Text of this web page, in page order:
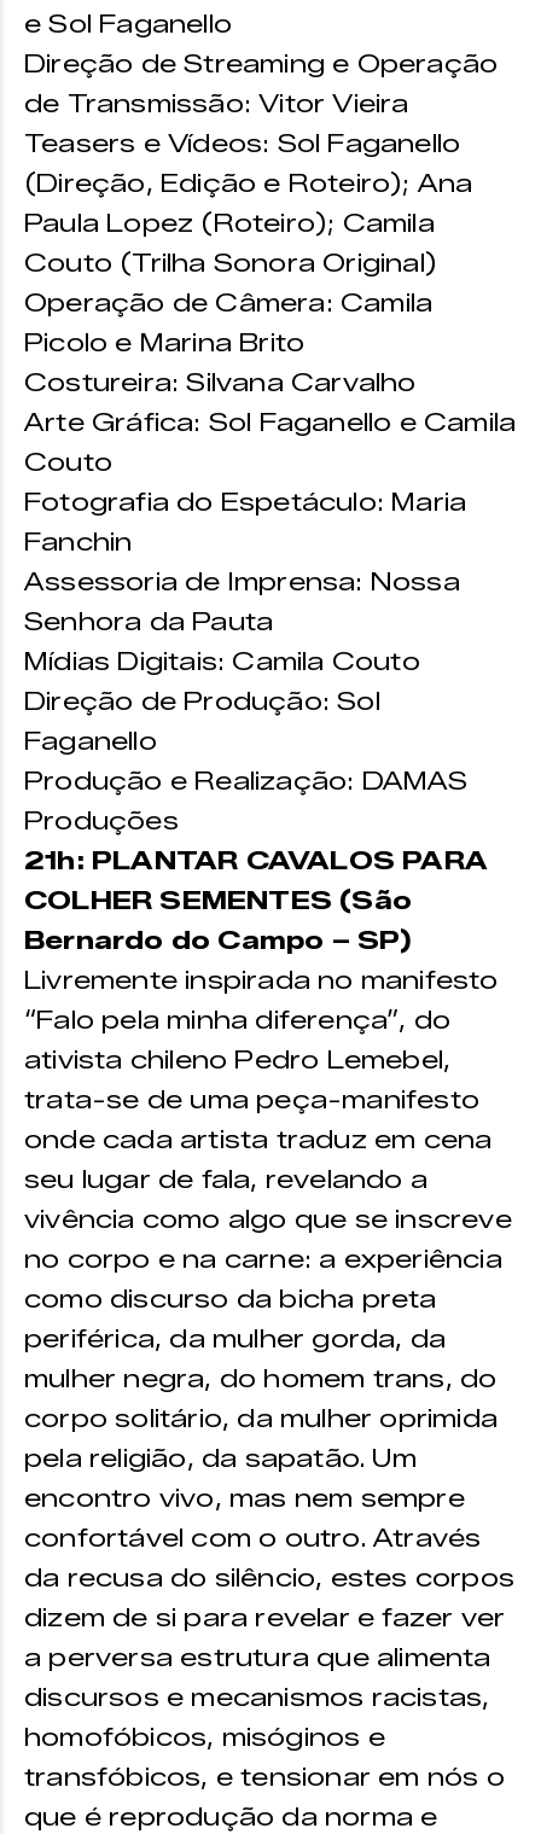
e Sol Faganello
Direção de Streaming e Operação
de Transmissão: Vitor Vieira
Teasers e Vídeos: Sol Faganello
(Direção, Edição e Roteiro); Ana
Paula Lopez (Roteiro); Camila
Couto (Trilha Sonora Original)
Operação de Câmera: Camila
Picolo e Marina Brito
Costureira: Silvana Carvalho
Arte Gráfica: Sol Faganello e Camila
Couto
Fotografia do Espetáculo: Maria
Fanchin
Assessoria de Imprensa: Nossa
Senhora da Pauta
Mídias Digitais: Camila Couto
Direção de Produção: Sol
Faganello
Produção e Realização: DAMAS
Produções
21h: PLANTAR CAVALOS PARA
COLHER SEMENTES (São
Bernardo do Campo – SP)
Livremente inspirada no manifesto
“Falo pela minha diferença”, do
ativista chileno Pedro Lemebel,
trata-se de uma peça-manifesto
onde cada artista traduz em cena
seu lugar de fala, revelando a
vivência como algo que se inscreve
no corpo e na carne: a experiência
como discurso da bicha preta
periférica, da mulher gorda, da
mulher negra, do homem trans, do
corpo solitário, da mulher oprimida
pela religião, da sapatão. Um
encontro vivo, mas nem sempre
confortável com o outro. Através
da recusa do silêncio, estes corpos
dizem de si para revelar e fazer ver
a perversa estrutura que alimenta
discursos e mecanismos racistas,
homofóbicos, misóginos e
transfóbicos, e tensionar em nós o
que é reprodução da norma e